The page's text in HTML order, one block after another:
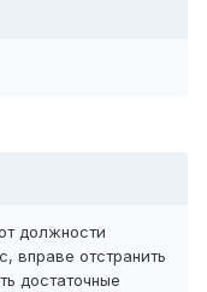
должности
вправе отстранить
достаточные